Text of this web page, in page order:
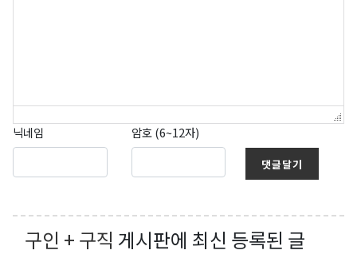
닉네임 암호 (6~12자)
댓글달기
구인 + 구직 게시판에 최신 등록된 글